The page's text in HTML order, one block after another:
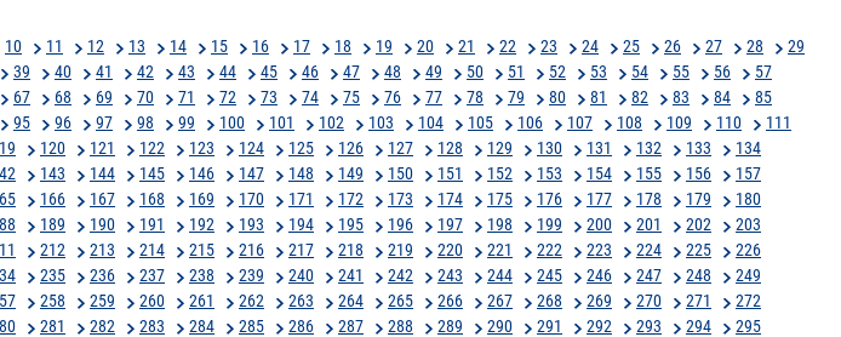
10 11 12 13 14 15 16 17 18 19 20 21 22 23 24 25 26 27 28
29
39 40 41 42 43 44 45 46 47 48 49 50 51 52 53 54 55 56
57
67 68 69 70 71 72 73 74 75 76 77 78 79 80 81 82 83 84
85
95 96 97 98 99 100 101 102 103 104 105 106 107 108 109 110
111
120 121 122 123 124 125 126 127 128 129 130 131 132 133
134
143 144 145 146 147 148 149 150 151 152 153 154 155 156
157
166 167 168 169 170 171 172 173 174 175 176 177 178 179
180
189 190 191 192 193 194 195 196 197 198 199 200 201 202
203
212 213 214 215 216 217 218 219 220 221 222 223 224 225
226
235 236 237 238 239 240 241 242 243 244 245 246 247 248
249
258 259 260 261 262 263 264 265 266 267 268 269 270 271
272
281 282 283 284 285 286 287 288 289 290 291 292 293 294
295